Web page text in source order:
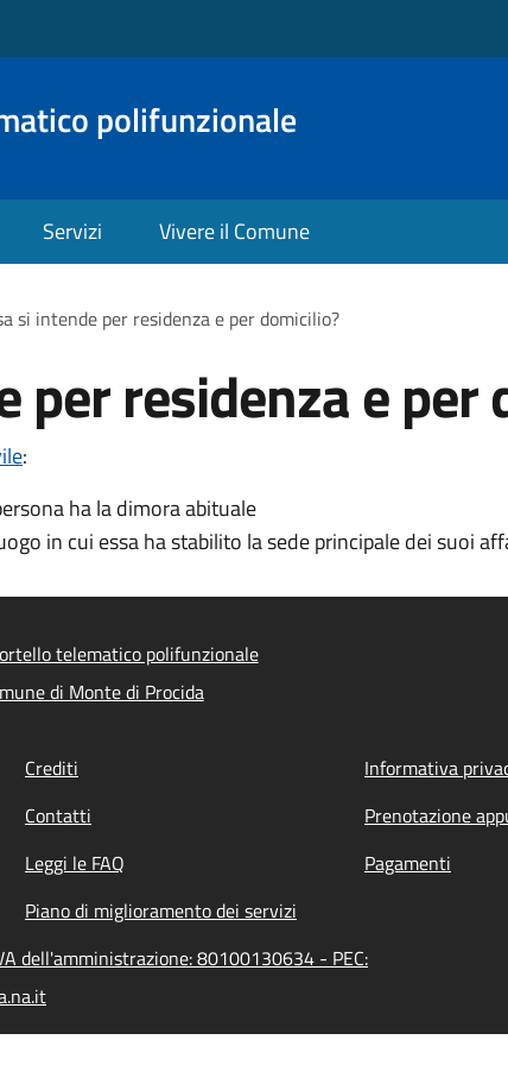
polifunzionale
Servizi Vivere il Comune
si intende per residenza e per domicilio?
per residenza e per
:
ha la dimora abituale
in cui essa ha stabilito la sede principale dei suoi
telematico polifunzionale
di Monte di Procida
Crediti Informativa
Contatti Prenotazione
Leggi le FAQ Pagamenti
Piano di miglioramento dei servizi
dell'amministrazione: 80100130634 - PEC: